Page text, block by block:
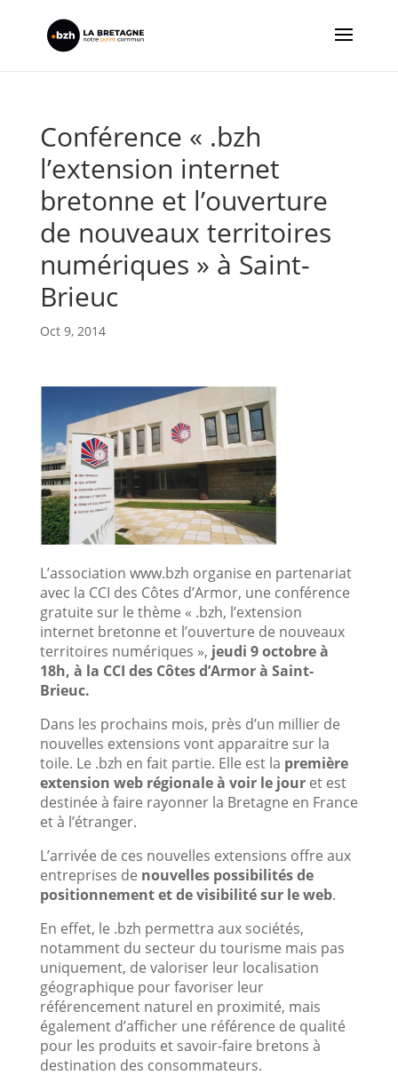
Conférence « .bzh
l’extension internet
bretonne et l’ouverture
de nouveaux territoires
numériques » à Saint-
Brieuc
Oct 9, 2014
L’association www.bzh organise en partenariat
avec la CCI des Côtes d’Armor, une conférence
gratuite sur le thème « .bzh, l’extension
internet bretonne et l’ouverture de nouveaux
territoires numériques », jeudi 9 octobre à
18h, à la CCI des Côtes d’Armor à Saint-
Brieuc.
Dans les prochains mois, près d’un millier de
nouvelles extensions vont apparaitre sur la
toile. Le .bzh en fait partie. Elle est la première
extension web régionale à voir le jouret est
destinée à faire rayonner la Bretagne en France
et à l’étranger.
L’arrivée de ces nouvelles extensions offre aux
entreprises de nouvelles possibilités de
positionnement et de visibilité sur le web.
En effet, le .bzh permettra aux sociétés,
notamment du secteur du tourisme mais pas
uniquement, de valoriser leur localisation
géographique pour favoriser leur
référencement naturel en proximité, mais
également d’afficher une référence de qualité
pour les produits et savoir-faire bretons à
destination des consommateurs.